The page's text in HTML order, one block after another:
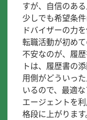
すが、自信のあ
少しでも希望条
ドバイザーの力
転職活動が初め
不安なのが、履
トは、履歴書の
用側がどういっ
いるので、最適
エージェントを
格段に上がります